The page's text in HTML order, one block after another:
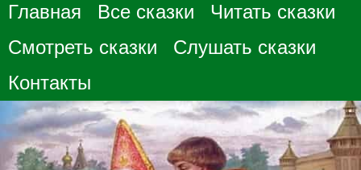
Главная Все сказки
Читать сказки
Смотреть сказки
Слушать сказки
Контакты